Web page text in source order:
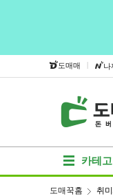
도매매 | 나
카테고
도매꾹홈 취